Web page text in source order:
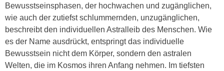
Bewusstseinsphasen, der hochwachen und zugänglichen,
wie auch der zutiefst schlummernden, unzugänglichen,
beschreibt den individuellen Astralleib des Menschen. Wie
es der Name ausdrückt, entspringt das individuelle
Bewusstsein nicht dem Körper, sondern den astralen
Welten, die im Kosmos ihren Anfang nehmen. Im tiefsten